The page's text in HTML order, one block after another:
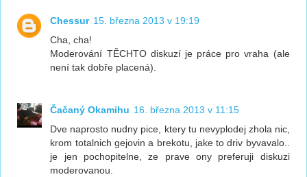
Chessur 15. března 2013 v 19:19
Cha, cha!
Moderování TĚCHTO diskuzí je práce pro vraha (ale
není tak dobře placená).
Čačaný Okamihu 16. března 2013 v 11:15
Dve naprosto nudny pice, ktery tu nevyplodej zhola nic,
krom totalnich gejovin a brekotu, jake to driv byvavalo..
je jen pochopitelne, ze prave ony preferuji diskuzi
moderovanou.